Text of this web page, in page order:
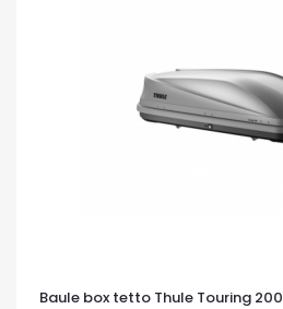
Baule box tetto Thule Touring 200